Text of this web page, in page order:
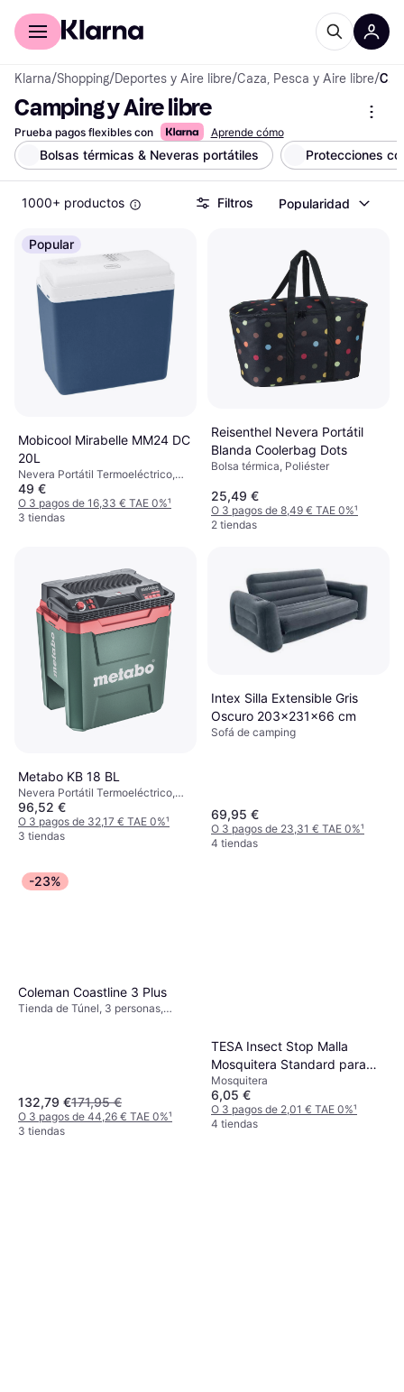
Comprar con Klarna
Klarna/Shopping/Deportes y Aire libre/Caza, Pesca y Aire libre/
Camping y Aire libre
Prueba pagos flexibles con Aprende cómo
Bolsas térmicas & Neveras portátiles Protecciones
1000+ productos Filtros Popularidad
Popular
Mobicool Mirabelle MM24 DC
20L
Nevera Portátil Termoeléctrico,
Plástico
49 €
O 3 pagos de 16,33 € TAE 0%¹
3 tiendas
Reisenthel Nevera Portátil
Blanda Coolerbag Dots
Bolsa térmica, Poliéster
25,49 €
O 3 pagos de 8,49 € TAE 0%¹
2 tiendas
Metabo KB 18 BL
Nevera Portátil Termoeléctrico,
Plástico
96,52 €
O 3 pagos de 32,17 € TAE 0%¹
3 tiendas
Intex Silla Extensible Gris
Oscuro 203x231x66 cm
Sofá de camping
69,95 €
O 3 pagos de 23,31 € TAE 0%¹
4 tiendas
-23%
Coleman Coastline 3 Plus
Tienda de Túnel, 3 personas,
132,79 €171,95 €
O 3 pagos de 44,26 € TAE 0%¹
3 tiendas
TESA Insect Stop Malla
Mosquitera Standard para
Ventanas 55671-00021
Mosquitera
6,05 €
O 3 pagos de 2,01 € TAE 0%¹
4 tiendas